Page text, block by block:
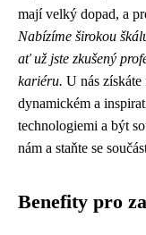
mají velký dopad, a
Nabízíme širokou
ať už jste zkušený
kariéru. U nás
dynamickém a
technologiemi a být
nám a staňte se
Benefity pro